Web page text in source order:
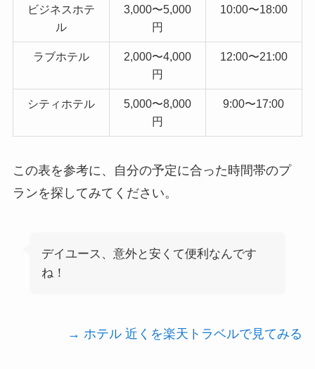
ビジネスホテ
ル
3,000〜5,000
円
10:00〜18:00
ラブホテル
2,000〜4,000
円
12:00〜21:00
シティホテル
5,000〜8,000
円
9:00〜17:00
この表を参考に、自分の予定に合った時間帯のプ
ランを探してみてください。
デイユース、意外と安くて便利なんです
ね！
→ ホテル 近くを楽天トラベルで見てみる